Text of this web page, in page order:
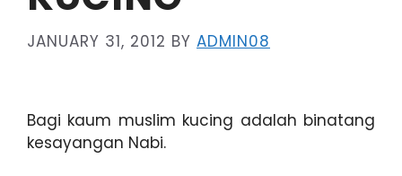
JANUARY 31, 2012 BY ADMIN08
Bagi kaum muslim kucing adalah binatang
kesayangan Nabi.